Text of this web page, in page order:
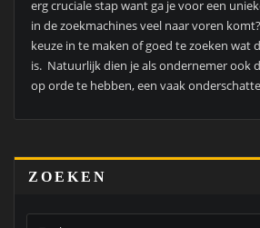
erg cruciale stap want ga je voor een
in de zoekmachines veel naar voren
keuze in te maken of goed te zoeken wat
is. Natuurlijk dien je als ondernemer ook
op orde te hebben, een vaak
ZOEKEN